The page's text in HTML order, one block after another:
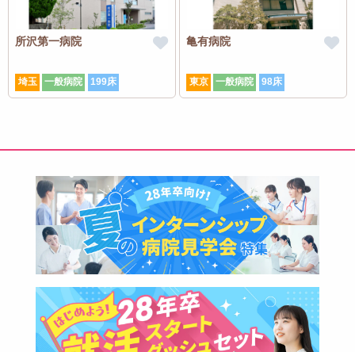
所沢第一病院
埼玉 一般病院 199床
亀有病院
東京 一般病院 98床